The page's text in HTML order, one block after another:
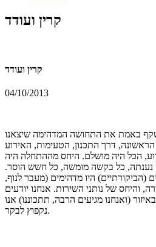
קרין ועודד
קרין ועודד
04/10/2013
באמת את התחושה המדהימה שיצאנו
דרך התכנון, הטעימות, האירוע
הכל היה מושלם. היחס מההתחלה היה
נענתה, כל בקשה מומשה, כל חשש הוסר.
היו מדהימים (מעבר לנוף,
והיחס של נותני השירות. אנחנו יודעים
(ואנחנו מגיעים הרבה, תתכוננו) אנו
נקפוץ לבקר.